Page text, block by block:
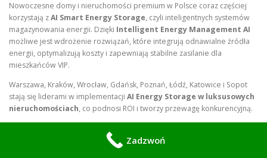
Nowoczesne domy i nieruchomości premium w Polsce coraz częściej
korzystają zAI Smart Energy Storage, czyli inteligentnych systemów
magazynowania energii. Dzięki Intelligent Energy Management AI
możliwe jest wdrożenie rozwiązań, które integrują odnawialne źródła
energii, optymalizują koszty i zapewniają stabilne zasilanie dla
mieszkańców VIP.
Warszawa, Kraków, Wrocław, Gdańsk, Poznań, Łódź, Katowice i Sopot
stają się liderami w implementacji AI Energy Storage w luksusowych
nieruchomościach, co podnosi ROI i tworzy przewagę konkurencyjną.
Czym jest AI Smart Energy Storage?
Zadzwoń